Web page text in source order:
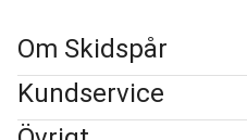
Om Skidspår
Kundservice